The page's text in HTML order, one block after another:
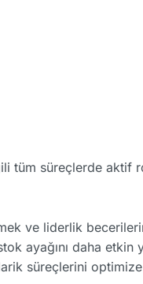
tüm süreçlerde
ve liderlik
ayağını daha etkin
süreçlerini